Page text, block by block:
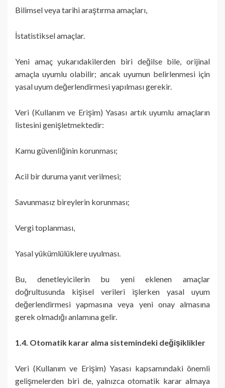
Bilimsel veya tarihi araştırma amaçları,
İstatistiksel amaçlar.
Yeni amaç yukarıdakilerden biri değilse bile, orijinal
amaçla uyumlu olabilir; ancak uyumun belirlenmesi için
yasal uyum değerlendirmesi yapılması gerekir.
Veri (Kullanım ve Erişim) Yasası artık uyumlu amaçların
listesini genişletmektedir:
Kamu güvenliğinin korunması;
Acil bir duruma yanıt verilmesi;
Savunmasız bireylerin korunması;
Vergi toplanması,
Yasal yükümlülüklere uyulması.
Bu, denetleyicilerin bu yeni eklenen amaçlar
doğrultusunda kişisel verileri işlerken yasal uyum
değerlendirmesi yapmasına veya yeni onay almasına
gerek olmadığı anlamına gelir.
1.4. Otomatik karar alma sistemindeki değişiklikler
Veri (Kullanım ve Erişim) Yasası kapsamındaki önemli
gelişmelerden biri de, yalnızca otomatik karar almaya